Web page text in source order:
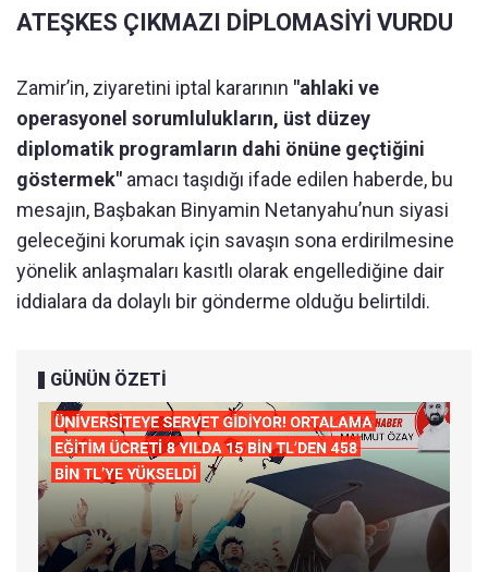
ATEŞKES ÇIKMAZI DİPLOMASİYİ VURDU
Zamir’in, ziyaretini iptal kararının "ahlaki ve
operasyonel sorumlulukların, üst düzey
diplomatik programların dahi önüne geçtiğini
göstermek" amacı taşıdığı ifade edilen haberde, bu
mesajın, Başbakan Binyamin Netanyahu’nun siyasi
geleceğini korumak için savaşın sona erdirilmesine
yönelik anlaşmaları kasıtlı olarak engellediğine dair
iddialara da dolaylı bir gönderme olduğu belirtildi.
GÜNÜN ÖZETİ